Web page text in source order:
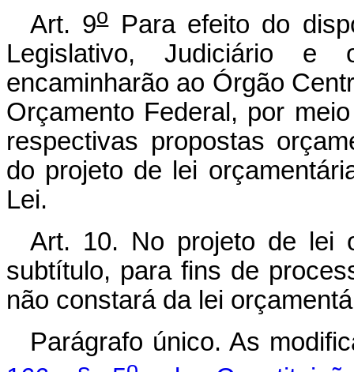
Art. 9oPara efeito do
Legislativo, Judiciário
encaminharão ao Órgão
Orçamento Federal, por
respectivas propostas
do projeto de lei
Lei.
Art. 10. No projeto de lei
subtítulo, para fins de
não constará da lei
Parágrafo único. As